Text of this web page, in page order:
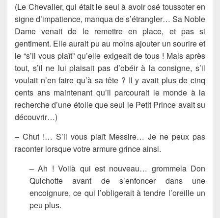
(Le Chevalier, qui était le seul à avoir osé toussoter en
signe d’impatience, manqua de s’étrangler… Sa Noble
Dame venait de le remettre en place, et pas si
gentiment. Elle aurait pu au moins ajouter un sourire et
le “s’il vous plaît” qu’elle exigeait de tous ! Mais après
tout, s’il ne lui plaisait pas d’obéir à la consigne, s’il
voulait n’en faire qu’à sa tête ? Il y avait plus de cinq
cents ans maintenant qu’il parcourait le monde à la
recherche d’une étoile que seul le Petit Prince avait su
découvrir…)
– Chut !… S’il vous plaît Messire… Je ne peux pas
raconter lorsque votre armure grince ainsi.
– Ah ! Voilà qui est nouveau… grommela Don
Quichotte avant de s’enfoncer dans une
encoignure, ce qui l’obligerait à tendre l’oreille un
peu plus.